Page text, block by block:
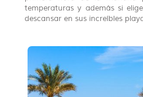
temperaturas y además si
descansar en sus increíbles